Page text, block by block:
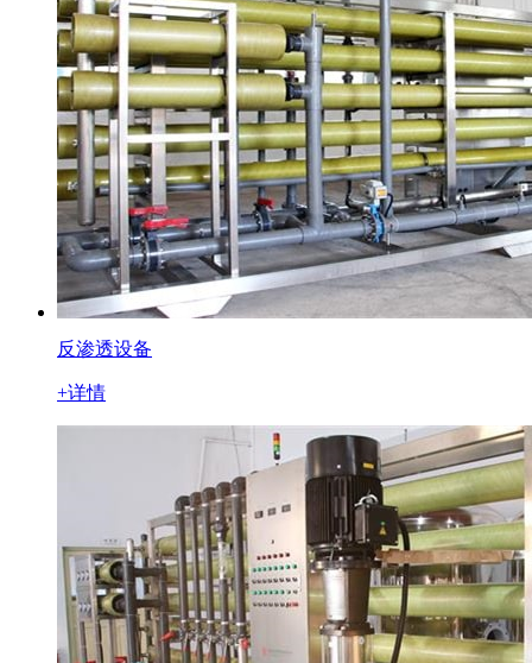
反渗透设备
+详情